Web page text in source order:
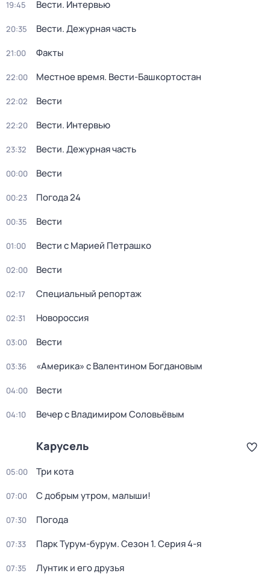
19:45 Вести. Интервью
20:35 Вести. Дежурная часть
21:00 Факты
22:00 Местное время. Вести-Башкортостан
22:02 Вести
22:20 Вести. Интервью
23:32 Вести. Дежурная часть
00:00 Вести
00:23 Погода 24
00:35 Вести
01:00 Вести с Марией Петрашко
02:00 Вести
02:17 Специальный репортаж
02:31 Новороссия
03:00 Вести
03:36 «Америка» с Валентином Богдановым
04:00 Вести
04:10 Вечер с Владимиром Соловьёвым
Карусель
05:00 Три кота
07:00 С добрым утром, малыши!
07:30 Погода
07:33 Парк Турум-бурум. Сезон 1. Серия 4-я
07:35 Лунтик и его друзья